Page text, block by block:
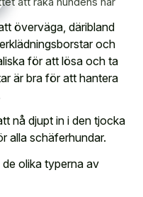
överväga, däribland
och
för att lösa och ta
är bra för att hantera
nå djupt in i den tjocka
alla schäferhundar.
olika typerna av